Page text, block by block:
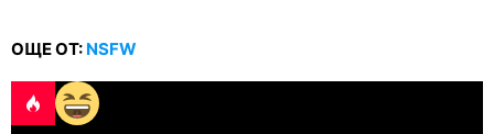
ОЩЕ ОТ: NSFW